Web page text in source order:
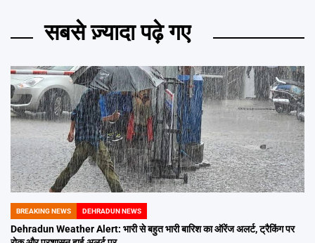
सबसे ज़्यादा पढ़े गए
POSTED
IN
BREAKING NEWS DEHRADUN NEWS
Dehradun Weather Alert: भारी से बहुत भारी बारिश का ऑरेंज अलर्ट, ट्रैकिंग पर